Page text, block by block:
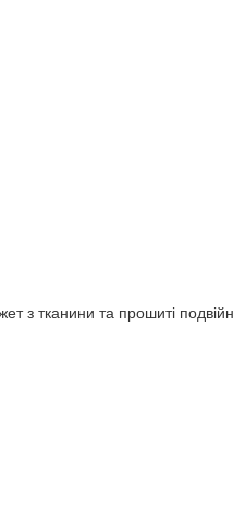
з тканини та прошиті